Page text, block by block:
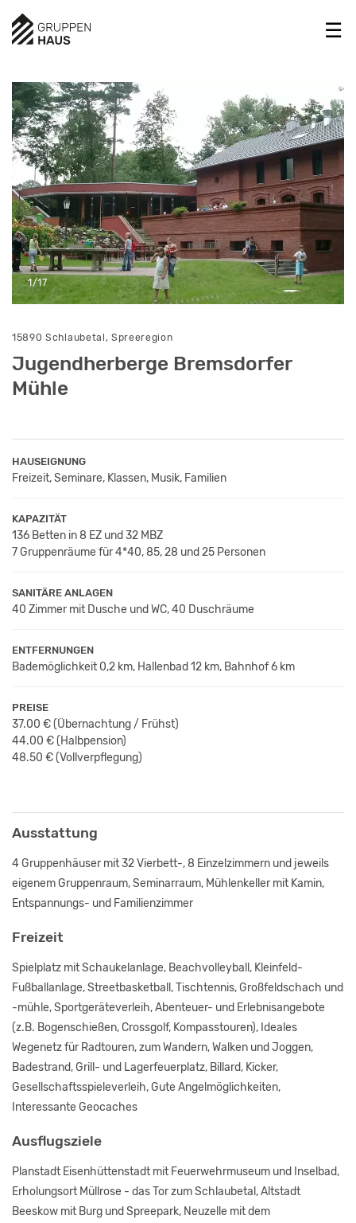
1/17
15890 Schlaubetal, Spreeregion
Jugendherberge Bremsdorfer
Mühle
HAUSEIGNUNG
Freizeit, Seminare, Klassen, Musik, Familien
KAPAZITÄT
136 Betten in 8 EZ und 32 MBZ
7 Gruppenräume für 4*40, 85, 28 und 25 Personen
SANITÄRE ANLAGEN
40 Zimmer mit Dusche und WC, 40 Duschräume
ENTFERNUNGEN
Bademöglichkeit 0,2 km, Hallenbad 12 km, Bahnhof 6 km
PREISE
37.00 €(Übernachtung / Frühst)
44.00 €(Halbpension)
48.50 €(Vollverpflegung)
Ausstattung
4 Gruppenhäuser mit 32 Vierbett-, 8 Einzelzimmern und jeweils
eigenem Gruppenraum, Seminarraum, Mühlenkeller mit Kamin,
Entspannungs- und Familienzimmer
Freizeit
Spielplatz mit Schaukelanlage, Beachvolleyball, Kleinfeld-
Fußballanlage, Streetbasketball, Tischtennis, Großfeldschach und
-mühle, Sportgeräteverleih, Abenteuer- und Erlebnisangebote
(z.B. Bogenschießen, Crossgolf, Kompasstouren), Ideales
Wegenetz für Radtouren, zum Wandern, Walken und Joggen,
Badestrand, Grill- und Lagerfeuerplatz, Billard, Kicker,
Gesellschaftsspieleverleih, Gute Angelmöglichkeiten,
Interessante Geocaches
Ausflugsziele
Planstadt Eisenhüttenstadt mit Feuerwehrmuseum und Inselbad,
Erholungsort Müllrose - das Tor zum Schlaubetal, Altstadt
Beeskow mit Burg und Spreepark, Neuzelle mit dem